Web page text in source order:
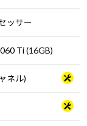
ッサー
Ti (16GB)
ネル)